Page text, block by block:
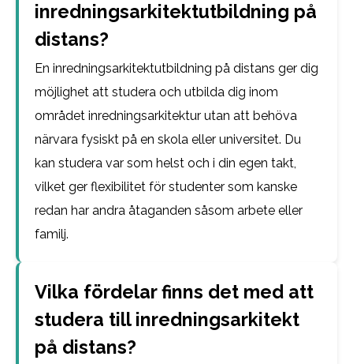
inredningsarkitektutbildning på
distans?
En inredningsarkitektutbildning på distans ger dig
möjlighet att studera och utbilda dig inom
området inredningsarkitektur utan att behöva
närvara fysiskt på en skola eller universitet. Du
kan studera var som helst och i din egen takt,
vilket ger flexibilitet för studenter som kanske
redan har andra åtaganden såsom arbete eller
familj.
Vilka fördelar finns det med att
studera till inredningsarkitekt
på distans?